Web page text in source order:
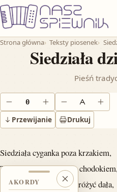
Przejdź do treści
Strona główna Teksty piosenek
Siedziała
Pieśń
Obniż o pół tonu
0 Podnieś o pół tonu
Zmniejsz tekst
Przewijanie
Drukuj
Siedziała cyganka poza krzakiem,
Tęskniła dziewczyna za
Żebyś Ty dziewczyno wróżyć dała,
Zamknij akordy
AKORDY